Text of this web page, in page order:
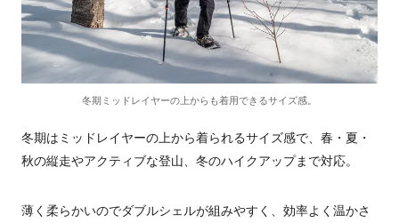
冬期ミッドレイヤーの上からも着用できるサイズ感。
冬期はミッドレイヤーの上から着られるサイズ感で、春・夏・
秋の縦走やアクティブな登山、冬のハイクアップまで対応。
薄く柔らかいのでダブルシェルが組みやすく、効率よく温かさ